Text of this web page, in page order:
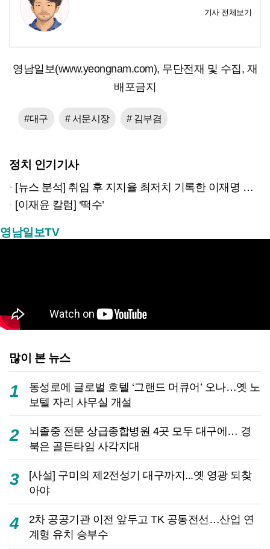
기사 전체보기
영남일보(www.yeongnam.com), 무단전재 및 수집, 재
배포금지
#대구 # 서문시장 # 김부겸
정치 인기기사
[뉴스 분석] 취임 후 지지율 최저치 기록한 이재명 대통령…왜?
[이재윤 칼럼] ‘떡수’
영남일보TV
많이 본 뉴스
1
동성로에 글로벌 호텔 ‘그랜드 머큐어’ 오나…옛 노
보텔 자리 사무실 개설
2
뇌졸중 전문 상급종합병원 4곳 모두 대구에… 경
북은 골든타임 사각지대
3
[사설] 구미의 제2전성기 대구까지...옛 영광 되찾
아야
4
2차 공공기관 이전 앞두고 TK 공동전선…산업 연
계형 유치 승부수